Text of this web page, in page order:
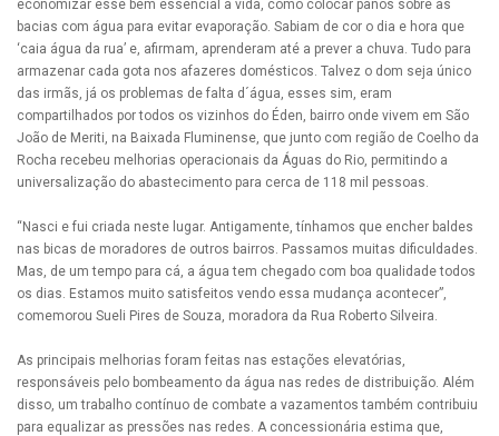
economizar esse bem essencial a vida, como colocar panos sobre as
bacias com água para evitar evaporação. Sabiam de cor o dia e hora que
‘caia água da rua’ e, afirmam, aprenderam até a prever a chuva. Tudo para
armazenar cada gota nos afazeres domésticos. Talvez o dom seja único
das irmãs, já os problemas de falta d´água, esses sim, eram
compartilhados por todos os vizinhos do Éden, bairro onde vivem em São
João de Meriti, na Baixada Fluminense, que junto com região de Coelho da
Rocha recebeu melhorias operacionais da Águas do Rio, permitindo a
universalização do abastecimento para cerca de 118 mil pessoas.
“Nasci e fui criada neste lugar. Antigamente, tínhamos que encher baldes
nas bicas de moradores de outros bairros. Passamos muitas dificuldades.
Mas, de um tempo para cá, a água tem chegado com boa qualidade todos
os dias. Estamos muito satisfeitos vendo essa mudança acontecer”,
comemorou Sueli Pires de Souza, moradora da Rua Roberto Silveira.
As principais melhorias foram feitas nas estações elevatórias,
responsáveis pelo bombeamento da água nas redes de distribuição. Além
disso, um trabalho contínuo de combate a vazamentos também contribuiu
para equalizar as pressões nas redes. A concessionária estima que,